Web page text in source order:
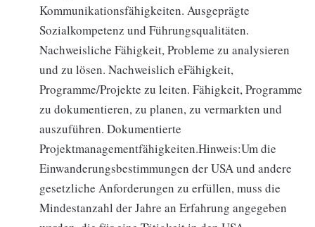
Kommunikationsfähigkeiten. Ausgeprägte
Sozialkompetenz und Führungsqualitäten.
Nachweisliche Fähigkeit, Probleme zu analysieren
und zu lösen. Nachweislich eFähigkeit,
Programme/Projekte zu leiten. Fähigkeit, Programme
zu dokumentieren, zu planen, zu vermarkten und
auszuführen. Dokumentierte
Projektmanagementfähigkeiten.Hinweis:Um die
Einwanderungsbestimmungen der USA und andere
gesetzliche Anforderungen zu erfüllen, muss die
Mindestanzahl der Jahre an Erfahrung angegeben